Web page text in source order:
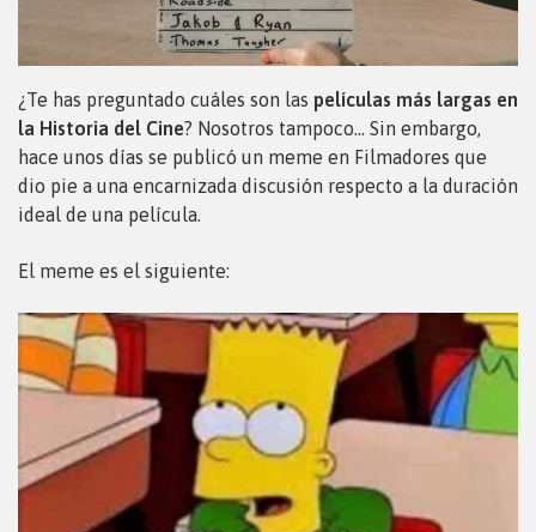
¿Te has preguntado cuáles son las películas más largas en
la Historia del Cine? Nosotros tampoco… Sin embargo,
hace unos días se publicó un meme en Filmadores que
dio pie a una encarnizada discusión respecto a la duración
ideal de una película.
El meme es el siguiente: